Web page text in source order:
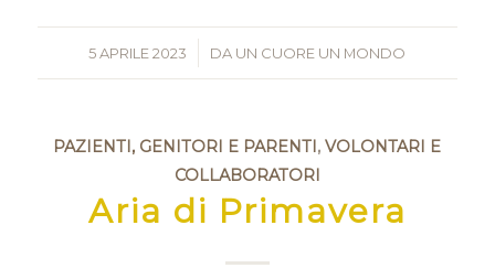
5 APRILE 2023
/ DA UN CUORE UN MONDO
PAZIENTI, GENITORI E PARENTI,VOLONTARI E
COLLABORATORI
Aria di Primavera